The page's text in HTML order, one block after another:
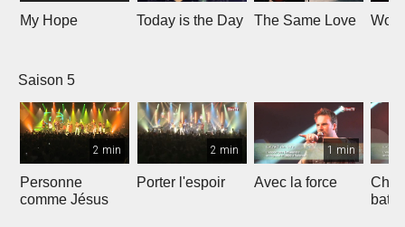
My Hope Today is the Day The Same Love
Saison 5
2 min
Personne
comme Jésus
2 min
Porter l'espoir
1 min
Avec la force